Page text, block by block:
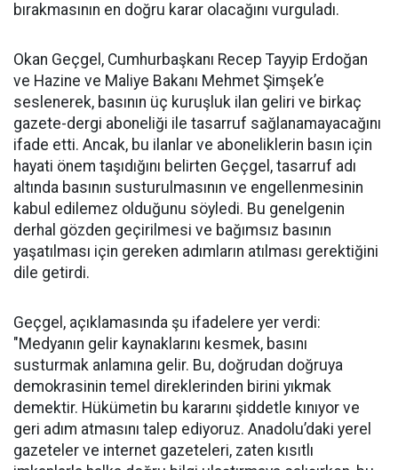
bırakmasının en doğru karar olacağını vurguladı.
Okan Geçgel, Cumhurbaşkanı Recep Tayyip Erdoğan
ve Hazine ve Maliye Bakanı Mehmet Şimşek’e
seslenerek, basının üç kuruşluk ilan geliri ve birkaç
gazete-dergi aboneliği ile tasarruf sağlanamayacağını
ifade etti. Ancak, bu ilanlar ve aboneliklerin basın için
hayati önem taşıdığını belirten Geçgel, tasarruf adı
altında basının susturulmasının ve engellenmesinin
kabul edilemez olduğunu söyledi. Bu genelgenin
derhal gözden geçirilmesi ve bağımsız basının
yaşatılması için gereken adımların atılması gerektiğini
dile getirdi.
Geçgel, açıklamasında şu ifadelere yer verdi:
"Medyanın gelir kaynaklarını kesmek, basını
susturmak anlamına gelir. Bu, doğrudan doğruya
demokrasinin temel direklerinden birini yıkmak
demektir. Hükümetin bu kararını şiddetle kınıyor ve
geri adım atmasını talep ediyoruz. Anadolu’daki yerel
gazeteler ve internet gazeteleri, zaten kısıtlı